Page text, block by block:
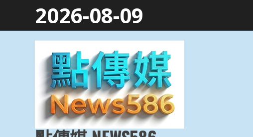
2026-08-09